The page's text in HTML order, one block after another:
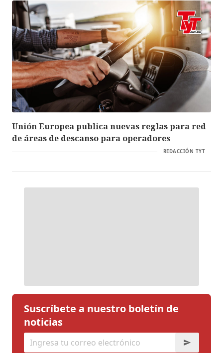
Unión Europea publica nuevas reglas para red
de áreas de descanso para operadores
REDACCIÓN TYT
Suscríbete a nuestro boletín de
noticias